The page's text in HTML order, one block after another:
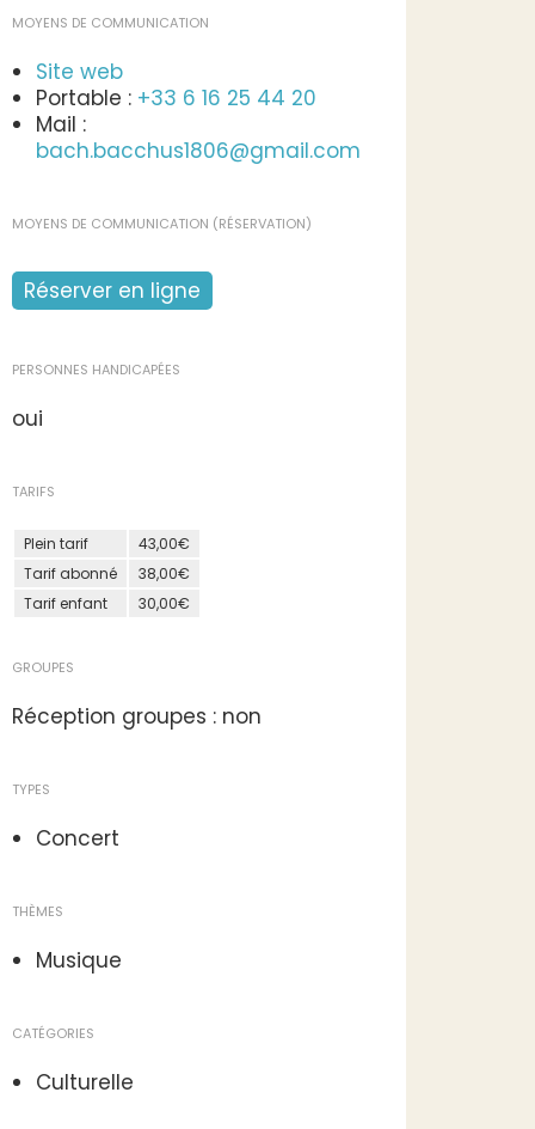
MOYENS DE COMMUNICATION
Site web
Portable : +33 6 16 25 44 20
Mail :
bach.bacchus1806@gmail.com
MOYENS DE COMMUNICATION (RÉSERVATION)
Réserver en ligne
PERSONNES HANDICAPÉES
oui
TARIFS
Plein tarif
43,00€
Tarif abonné
38,00€
Tarif enfant
30,00€
GROUPES
Réception groupes : non
TYPES
Concert
THÈMES
Musique
CATÉGORIES
Culturelle